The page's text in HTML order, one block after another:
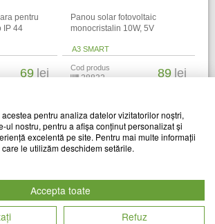
pentru
IP 44
69 lei
Panou solar fotovoltaic
monocristalin 10W, 5V
A3 SMART
Cod produs
28832 89 lei
clienti au vizitat si
pentru analiza datelor vizitatorilor noștri,
ul nostru, pentru a afișa conținut personalizat și
excelentă pe site. Pentru mai multe informații
le utilizăm deschidem setările.
Accepta toate
Refuz